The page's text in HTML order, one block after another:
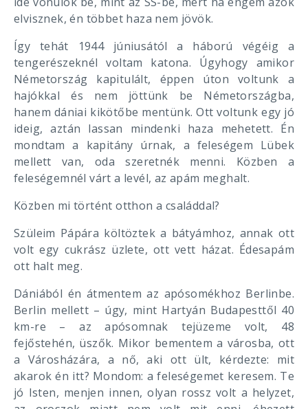
elvisznek, én többet haza nem jövök.
Így tehát 1944 júniusától a háború végéig a
tengerészeknél voltam katona. Úgyhogy amikor
Németország kapitulált, éppen úton voltunk a
hajókkal és nem jöttünk be Németországba,
hanem dániai kikötőbe mentünk. Ott voltunk egy jó
ideig, aztán lassan mindenki haza mehetett. Én
mondtam a kapitány úrnak, a feleségem Lübek
mellett van, oda szeretnék menni. Közben a
feleségemnél várt a levél, az apám meghalt.
Közben mi történt otthon a családdal?
Szüleim Pápára költöztek a bátyámhoz, annak ott
volt egy cukrász üzlete, ott vett házat. Édesapám
ott halt meg.
Dániából én átmentem az apósomékhoz Berlinbe.
Berlin mellett – úgy, mint Hartyán Budapesttől 40
km-re – az apósomnak tejüzeme volt, 48
fejőstehén, üszők. Mikor bementem a városba, ott
a Városházára, a nő, aki ott ült, kérdezte: mit
akarok én itt? Mondom: a feleségemet keresem. Te
jó Isten, menjen innen, olyan rossz volt a helyzet,